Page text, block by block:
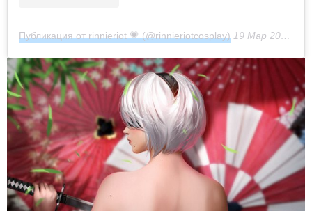
Публикация от rinnieriot 💗 (@rinnieriotcosplay) 19 Мар 2019 в 5:16 PDT